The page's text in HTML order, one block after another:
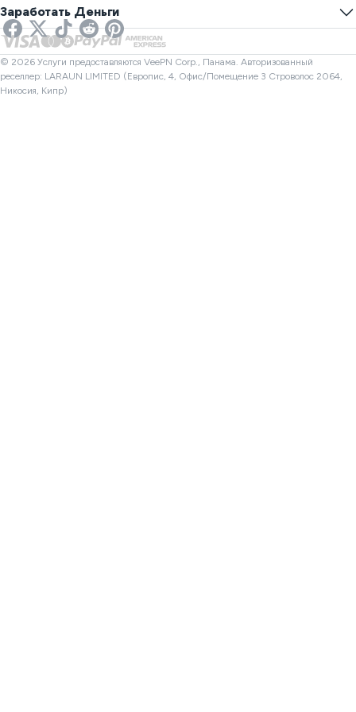
VPN для стриминга
Netflix VPN
Онлайн SMS
Проверка ссылок
Проверка файлов
Великобритания VPN
Канада VPN
Турция VPN
Заработать Деньги
Партнеры
© 2026 Услуги предоставляются VeePN Corp., Панама. Авторизованный
реселлер: LARAUN LIMITED (Европис, 4, Офис/Помещение 3 Строволос 2064,
Никосия, Кипр)